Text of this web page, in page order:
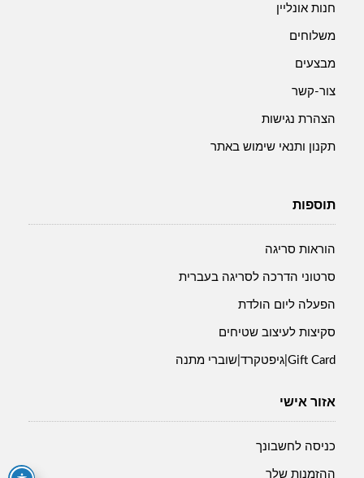
חנות אונליין
משלוחים
מבצעים
צור-קשר
הצהרת נגישות
תקנון ותנאי שימוש באתר
תוספות
הוראות סריגה
סרטוני הדרכה לסריגה בעברית
הפעלה ליום הולדת
סקיצות לעיצוב שטיחים
Gift Card|גיפטקרד|שוברי מתנה
אזור אישי
כניסה לחשבונך
ההזמנות שלך